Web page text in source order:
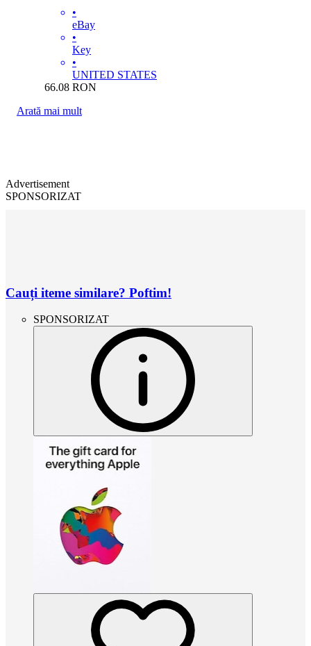
•
eBay
•
Key
•
UNITED STATES
66.08 RON
Arată mai mult
Advertisement
SPONSORIZAT
Cauți iteme similare? Poftim!
SPONSORIZAT